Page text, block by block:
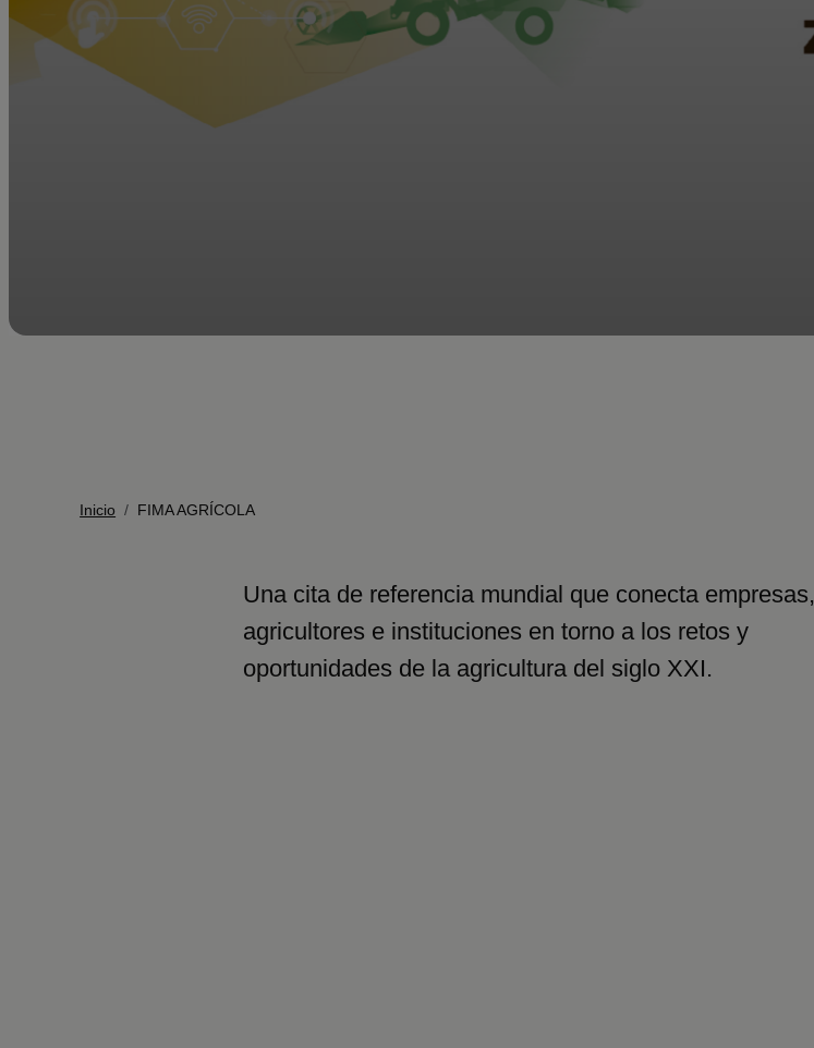
Ruta de navegación
Inicio FIMA AGRÍCOLA
Una cita de referencia mundial que conecta empresas,
agricultores e instituciones en torno a los retos y
oportunidades de la agricultura del siglo XXI.